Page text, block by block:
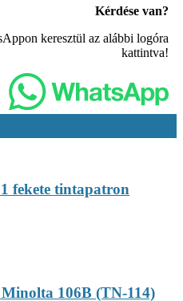
Kérdése van?
keresztül az alábbi logóra
kattintva!
fekete tintapatron
106B (TN-114)